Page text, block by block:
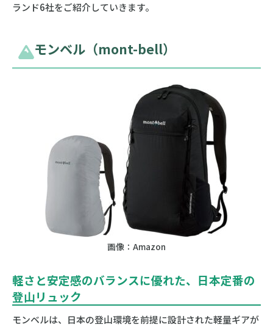
ランド6社をご紹介していきます。
モンベル（mont-bell）
画像：Amazon
軽さと安定感のバランスに優れた、日本定番の
登山リュック
モンベルは、日本の登山環境を前提に設計された軽量ギアが